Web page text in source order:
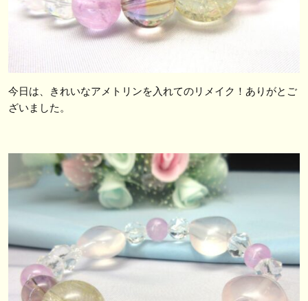
今日は、きれいなアメトリンを入れてのリメイク！ありがとご
ざいました。